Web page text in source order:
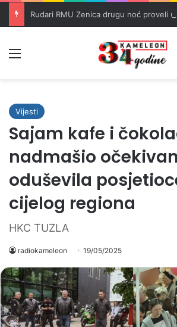
Vijesti
Sajam kafe i
nadmašio
oduševila
cijelog regiona
HKC TUZLA
radiokameleon 19/05/2025